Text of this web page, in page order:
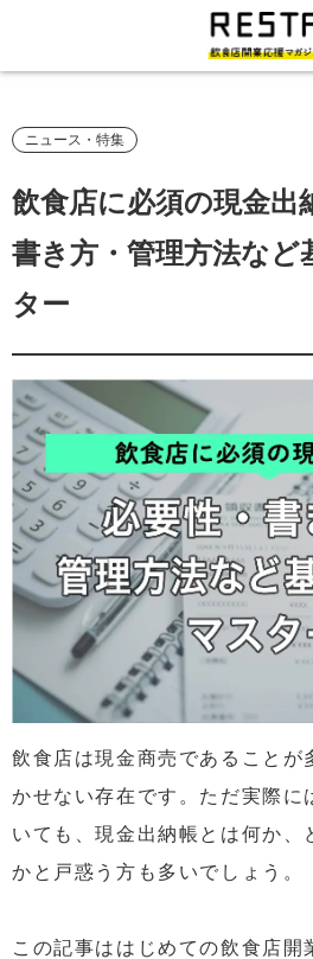
居抜き売却市
ニュース・特集
飲食店に必須の現金出
書き方・管理方法など
ター
飲食店は現金商売であることが
かせない存在です。ただ実際に
いても、現金出納帳とは何か、
かと戸惑う方も多いでしょう。
この記事ははじめての飲食店開